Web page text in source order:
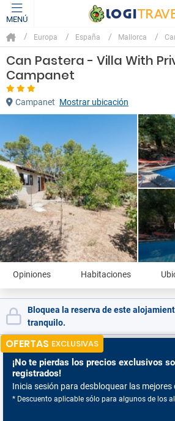
MENÚ
Europa España Mallorca
Can Pastera - Villa With
Campanet
Campanet Mostrar ubicación
Opiniones Habitaciones
Bloquea la reserva de este
tranquilo.
OFERTAS EXCLUSIVAS
¡No te pierdas los precios exclusivos
registrados!
Inicia sesión para desbloquear las
* Descuento aplicable sólo para algunos de los